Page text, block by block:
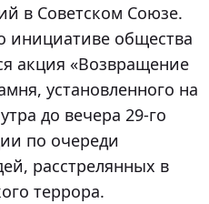
в Советском Союзе.
инициативе общества
акция «Возвращение
установленного на
до вечера 29-го
по очереди
расстрелянных в
террора.